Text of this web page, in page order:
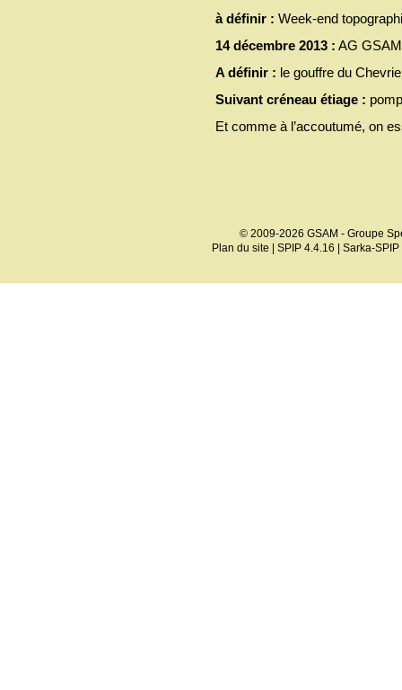
à définir : Week-end
14 décembre 2013 : AG
A définir : le gouffre du
Suivant créneau étiage :
Et comme à l’accoutumé, on
© 2009-2026 GSAM - Groupe
Plan du site
SPIP 4.4.16 Sarka-SPIP